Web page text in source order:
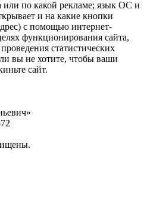
или по какой рекламе; язык ОС и
и на какие кнопки
с помощью интернет-
функционирования сайта,
статистических
вы не хотите, чтобы ваши
сайт.